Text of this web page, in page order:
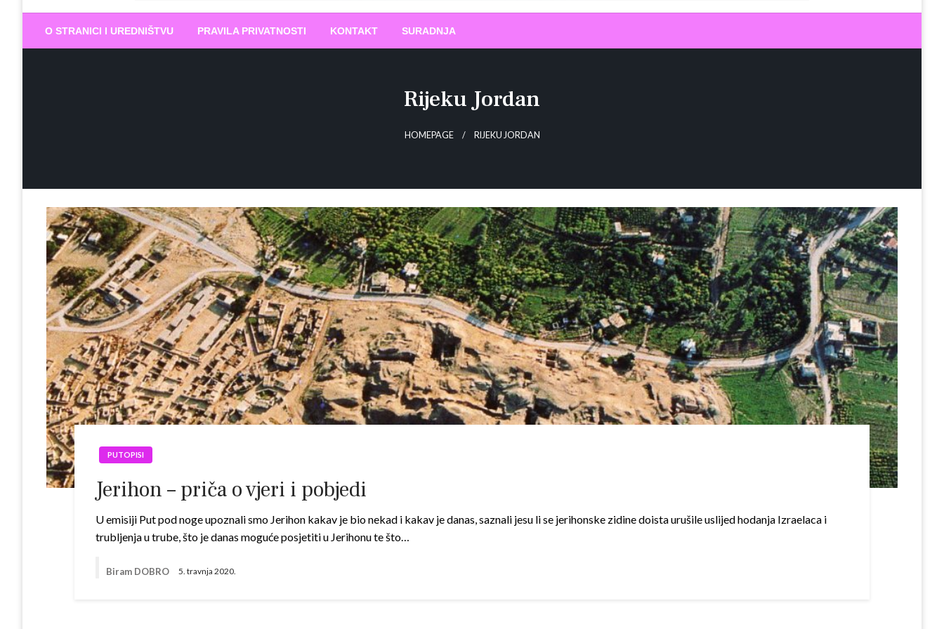
Biram DOBRO
O STRANICI I UREDNIŠTVU PRAVILA PRIVATNOSTI KONTAKT SURADNJA
Rijeku Jordan
HOMEPAGE RIJEKU JORDAN
PUTOPISI
Jerihon – priča o vjeri i pobjedi
U emisiji Put pod noge upoznali smo Jerihon kakav je bio nekad i kakav je danas, saznali jesu li se jerihonske zidine doista urušile uslijed hodanja Izraelaca i
trubljenja u trube, što je danas moguće posjetiti u Jerihonu te što…
Biram DOBRO 5. travnja 2020.